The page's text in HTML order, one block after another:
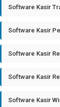
Software Kasir
Software Kasir
Software Kasir
Software Kasir
Software Kasir